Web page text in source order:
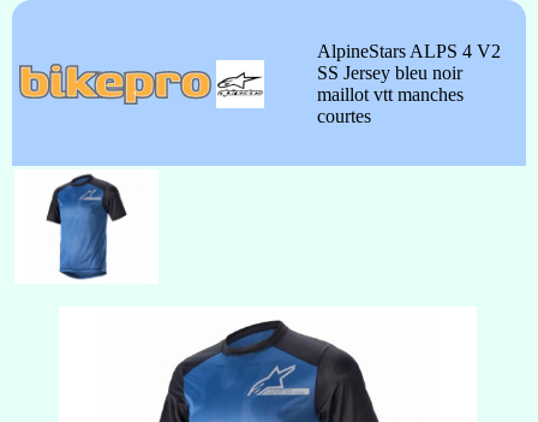
AlpineStars ALPS 4 V2
SS Jersey bleu noir
maillot vtt manches
courtes